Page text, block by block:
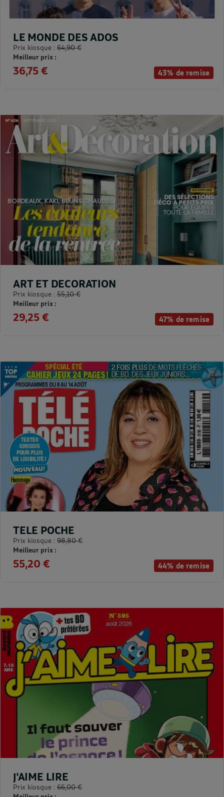
43% de remise
LE MONDE DES ADOS
Prix kiosque : 64,90 €
Meilleur prix :
36,75 €
47% de remise
ART ET DECORATION
Prix kiosque : 55,10 €
Meilleur prix :
29,25 €
44% de remise
TELE POCHE
Prix kiosque : 98,80 €
Meilleur prix :
55,20 €
J'AIME LIRE
Prix kiosque : 66,00 €